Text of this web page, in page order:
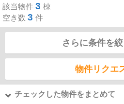
該当物件 3 棟
空き数 3 件
さらに条件を
物件リクエ
チェックした物件をまとめて